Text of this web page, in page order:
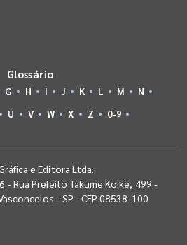
Glossário
G H I J K L M
N
U V W X Z 0-9
e Editora Ltda.
- Rua Prefeito Takume Koike, 499 -
- SP - CEP 08538-100